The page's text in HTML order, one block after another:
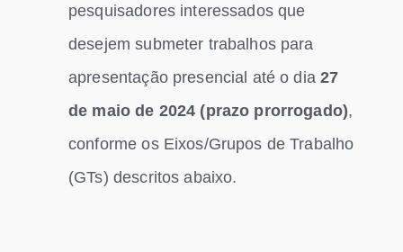
pesquisadores interessados que
desejem submeter trabalhos para
apresentação presencial até o dia27
de maio de 2024 (prazo prorrogado),
conforme os Eixos/Grupos de Trabalho
(GTs) descritos abaixo.